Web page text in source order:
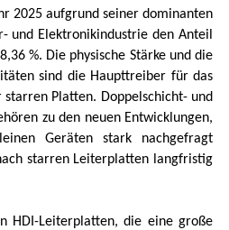
2025 aufgrund seiner dominanten
und Elektronikindustrie den Anteil
%. Die physische Stärke und die
sind die Haupttreiber für das
starren Platten. Doppelschicht- und
zu den neuen Entwicklungen,
Geräten stark nachgefragt
starren Leiterplatten langfristig
HDI-Leiterplatten, die eine große